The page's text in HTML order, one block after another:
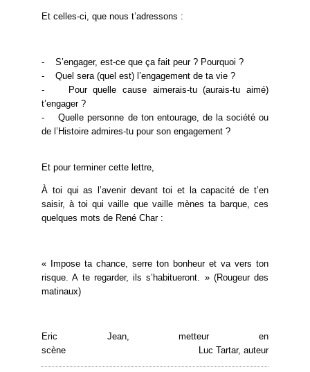
Et celles-ci, que nous t’adressons :
- S’engager, est-ce que ça fait peur ? Pourquoi ?
- Quel sera (quel est) l’engagement de ta vie ?
- Pour quelle cause aimerais-tu (aurais-tu aimé)
t’engager ?
- Quelle personne de ton entourage, de la société ou
de l’Histoire admires-tu pour son engagement ?
Et pour terminer cette lettre,
À toi qui as l’avenir devant toi et la capacité de t’en
saisir, à toi qui vaille que vaille mènes ta barque, ces
quelques mots de René Char :
« Impose ta chance, serre ton bonheur et va vers ton
risque. A te regarder, ils s’habitueront. » (Rougeur des
matinaux)
Eric Jean, metteur en
scène Luc Tartar, auteur